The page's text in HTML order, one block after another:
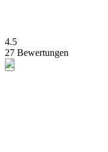
4.5
27 Bewertungen